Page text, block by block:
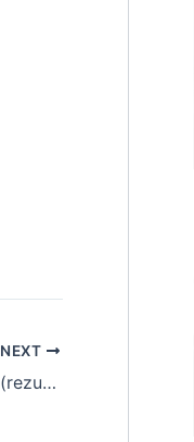
NEXT
Secrete de familie episodul 36 (rezumat)